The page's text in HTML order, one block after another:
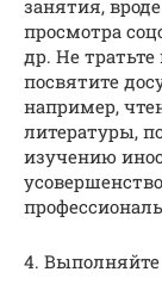
занятия,
просмотра
др. Не
посвятите
например,
литературы,
изучению
4.